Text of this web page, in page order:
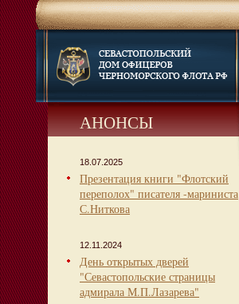
АНОНСЫ
18.07.2025
Презентация книги "Флотский
переполох" писателя -мариниста
С.Ниткова
12.11.2024
День открытых дверей
"Севастопольские страницы
адмирала М.П.Лазарева"